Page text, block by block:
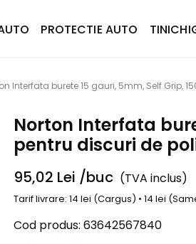
PROTECTIE AUTO
Interfata burete 15 gauri, 5mm, Self Grip,
Norton Interfata
pentru discuri de
95,02 Lei /buc (TVA inclus)
Tarif livrare: 14 lei (Cargus) • 14 lei
Cod produs: 63642567840